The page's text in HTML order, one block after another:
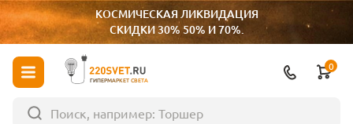
КОСМИЧЕСКАЯ ЛИКВИДАЦИЯ
СКИДКИ 30% 50% И 70%.
ГИПЕРМАРКЕТ СВЕТА
0